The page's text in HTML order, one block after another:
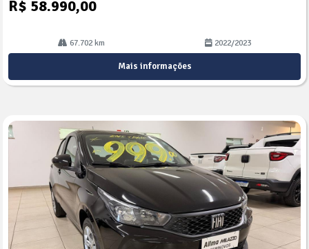
R$ 58.990,00
67.702 km 2022/2023
Mais informações